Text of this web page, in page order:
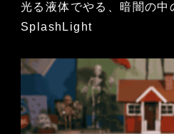
光る液体でやる、暗闇の中
SplashLight